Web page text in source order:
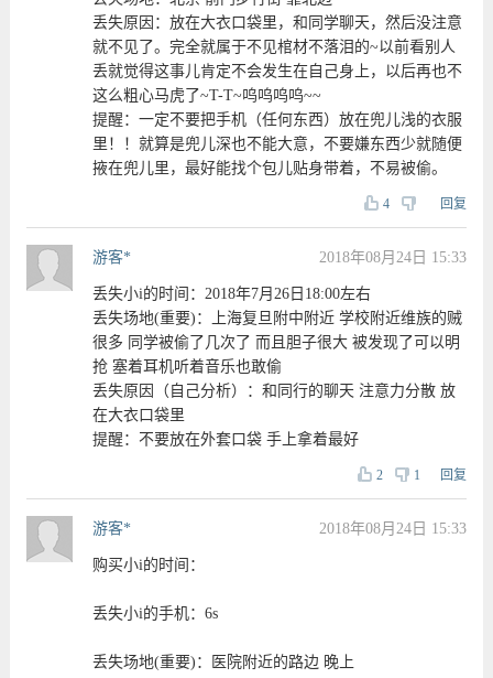
丢失原因：放在大衣口袋里，和同学聊天，然后没注意
就不见了。完全就属于不见棺材不落泪的~以前看别人
丢就觉得这事儿肯定不会发生在自己身上，以后再也不
这么粗心马虎了~T-T~呜呜呜呜~~
提醒：一定不要把手机（任何东西）放在兜儿浅的衣服
里！！就算是兜儿深也不能大意，不要嫌东西少就随便
掖在兜儿里，最好能找个包儿贴身带着，不易被偷。
4 回复
游客* 2018年08月24日 15:33
丢失小i的时间：2018年7月26日18:00左右
丢失场地(重要)：上海复旦附中附近 学校附近维族的贼
很多 同学被偷了几次了 而且胆子很大 被发现了可以明
抢 塞着耳机听着音乐也敢偷
丢失原因（自己分析）：和同行的聊天 注意力分散 放
在大衣口袋里
提醒：不要放在外套口袋 手上拿着最好
2 1 回复
游客* 2018年08月24日 15:33
购买小i的时间：
丢失小i的手机：6s
丢失场地(重要)：医院附近的路边 晚上